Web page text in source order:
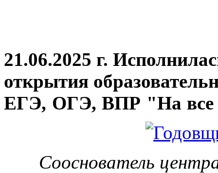
21.06.2025 г.
открытия
ЕГЭ, ОГЭ, ВПР "На все
Сооснователь